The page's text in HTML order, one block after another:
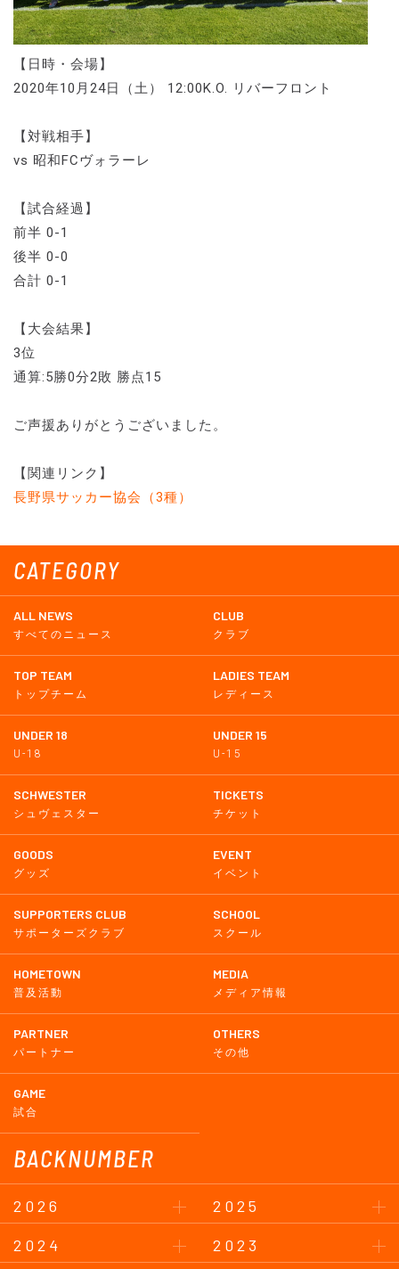
CATEGORY
ALL NEWS
すべてのニュース
CLUB
クラブ
TOP TEAM
トップチーム
LADIES TEAM
レディース
UNDER 18
U-18
UNDER 15
U-15
SCHWESTER
シュヴェスター
TICKETS
チケット
GOODS
グッズ
EVENT
イベント
SUPPORTERS CLUB
サポーターズクラブ
SCHOOL
スクール
HOMETOWN
普及活動
MEDIA
メディア情報
PARTNER
パートナー
OTHERS
その他
GAME
試合
BACKNUMBER
2026
2025
2024
2023
【日時・会場】
2020年10月24日（土） 12:00K.O. リバーフロント
【対戦相手】
vs 昭和FCヴォラーレ
【試合経過】
前半 0-1
後半 0-0
合計 0-1
【大会結果】
3位
通算:5勝0分2敗 勝点15
ご声援ありがとうございました。
【関連リンク】
長野県サッカー協会（3種）